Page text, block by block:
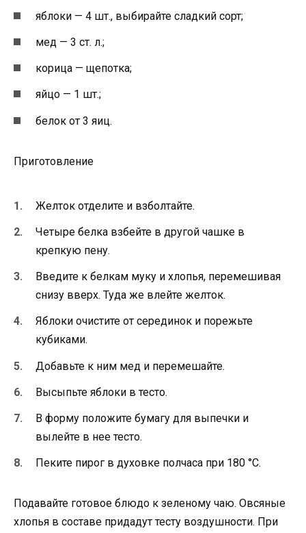
яблоки — 4 шт., выбирайте сладкий сорт;
мед — 3 ст. л.;
корица — щепотка;
яйцо — 1 шт.;
белок от 3 яиц.
Приготовление
Желток отделите и взболтайте.
Четыре белка взбейте в другой чашке в
крепкую пену.
Введите к белкам муку и хлопья, перемешивая
снизу вверх. Туда же влейте желток.
Яблоки очистите от серединок и порежьте
кубиками.
Добавьте к ним мед и перемешайте.
Высыпьте яблоки в тесто.
В форму положите бумагу для выпечки и
вылейте в нее тесто.
Пеките пирог в духовке полчаса при 180 °С.
Подавайте готовое блюдо к зеленому чаю. Овсяные
хлопья в составе придадут тесту воздушности. При